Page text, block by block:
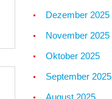
Dezember 2025
November 2025
Oktober 2025
September 2025
August 2025